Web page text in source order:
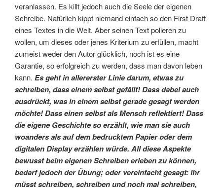
veranlassen. Es killt jedoch auch die Seele der eigenen
Schreibe. Natürlich kippt niemand einfach so den First Draft
eines Textes in die Welt. Aber seinen Text polieren zu
wollen, um dieses oder jenes Kriterium zu erfüllen, macht
zumeist weder den Autor glücklich, noch ist es eine
Garantie, so erfolgreich zu werden, dass man davon leben
kann. Es geht in allererster Linie darum, etwas zu
schreiben, dass einem selbst gefällt! Dass dabei auch
ausdrückt, was in einem selbst gerade gesagt werden
möchte! Dass einen selbst als Mensch reflektiert! Dass
die eigene Geschichte so erzählt, wie man sie auch
woanders als auf dem bedrucktem Papier oder dem
digitalen Display erzählen würde. All diese Aspekte
bewusst beim eigenen Schreiben erleben zu können,
bedarf jedoch der Übung; oder vereinfacht gesagt: ihr
müsst schreiben, schreiben und noch mal schreiben,